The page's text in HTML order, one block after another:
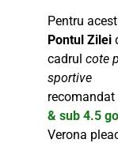
Pentru
Pontul Zilei
cadrul cote
sportive
recomandat
& sub 4.5
Verona